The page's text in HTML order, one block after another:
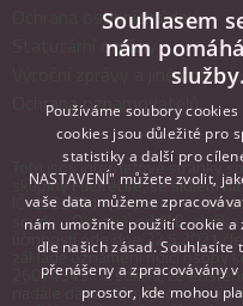
Toto jsou internetové stránky
skupiny FutureLife, se sídlem
IČ: 29358914, zapsané v
soudu v Ostravě, oddíl B,
účinností ode dne 22.5.2021
základě oznámení řídící osoby
26014343. Ta sdělila, že
nadále dána s tím, že osoby jí
Ochrana osobních údajů
Statutární orgány
Výroční zprávy a jiné
Ochrana oznamovatelů
Souhlasem
nám
Používáme soubory
cookies jsou důležité pro
statistiky a další pro
NASTAVENÍ" můžete zvolit,
vaše data můžeme
nám umožníte použití cookie
dle našich zásad.
přenášeny a zpracovávány
prostor, kde mohou